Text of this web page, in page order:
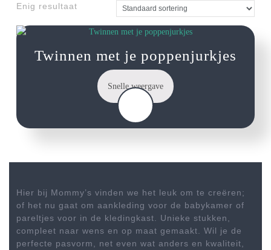
Enig resultaat
Twinnen met je poppenjurkjes
€12.95
Snelle weergave
Hier bij Mommy’s vinden we het leuk om te creëren;
of het nu gaat om aankleding voor de babykamer of
pareltjes voor in de kledingkast. Unieke stukken,
compleet naar wens en op maat gemaakt. Wil je de
perfecte pasvorm, net even wat anders en kwaliteit,